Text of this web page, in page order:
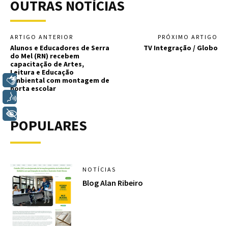
OUTRAS NOTÍCIAS
ARTIGO ANTERIOR
Alunos e Educadores de Serra
do Mel (RN) recebem
capacitação de Artes,
Leitura e Educação
Ambiental com montagem de
horta escolar
PRÓXIMO ARTIGO
TV Integração / Globo
POPULARES
NOTÍCIAS
Blog Alan Ribeiro
Libras